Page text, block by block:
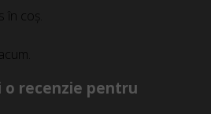
în coș.
o recenzie pentru